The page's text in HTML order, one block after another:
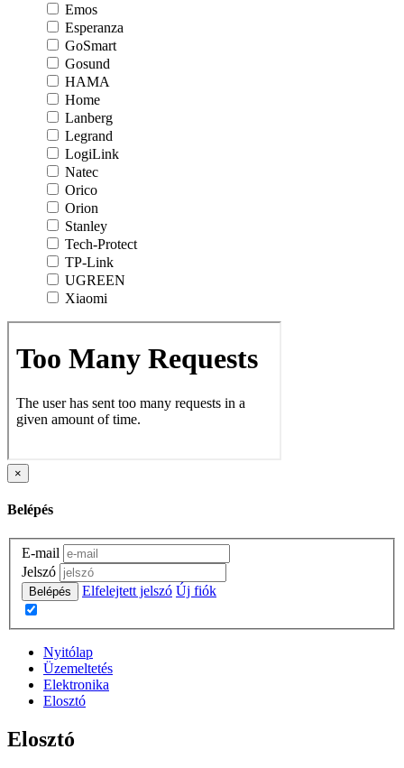
Emos
Esperanza
GoSmart
Gosund
HAMA
Home
Lanberg
Legrand
LogiLink
Natec
Orico
Orion
Stanley
Tech-Protect
TP-Link
UGREEN
Xiaomi
×
Belépés
E-mail
Jelszó
Belépés Elfelejtett jelszó Új fiók
Nyitólap
Üzemeltetés
Elektronika
Elosztó
Elosztó